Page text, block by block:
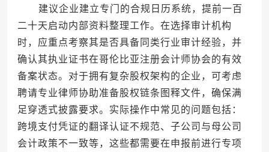
建议企业建立专门的合规日历系统，提前一百
二十天启动内部资料整理工作。在选择审计机构
时，应重点考察其是否具备同类行业审计经验，并
确认其执业证书在哥伦比亚注册会计师协会的有效
备案状态。对于拥有复杂股权架构的企业，可考虑
聘请专业律师协助准备股权链条图释文件，确保满
足穿透式披露要求。实际操作中常见的问题包括：
跨境支付凭证的翻译认证不规范、子公司与母公司
会计政策不一致等，这些都需要在申报前进行专项